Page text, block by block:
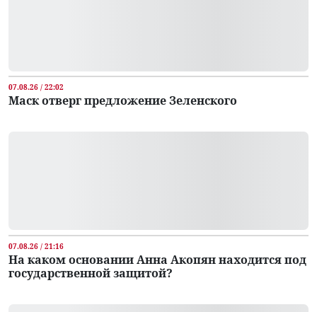
07.08.26 / 22:02
Маск отверг предложение Зеленского
07.08.26 / 21:16
На каком основании Анна Акопян находится под
государственной защитой?